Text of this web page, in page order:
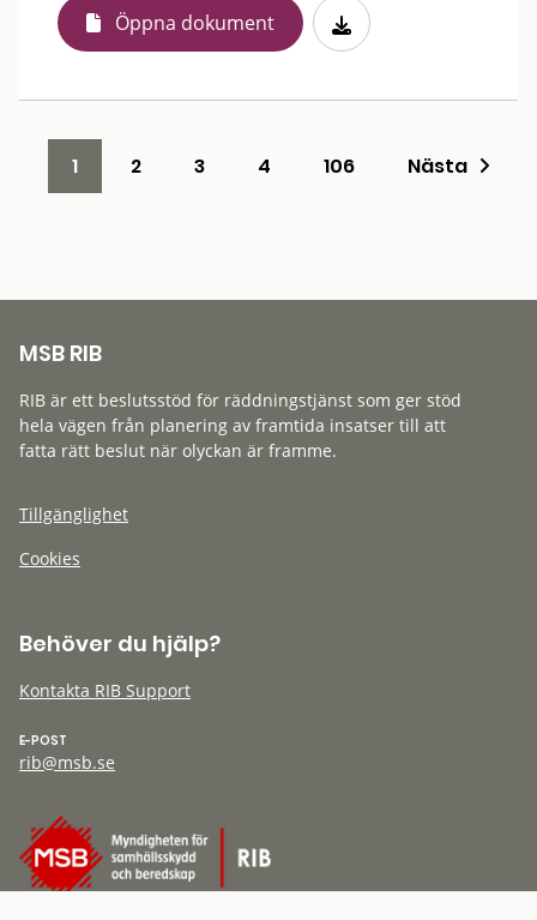
Öppna dokument
1 2 3 4 106 Nästa
MSB RIB
RIB är ett beslutsstöd för räddningstjänst som ger stöd
hela vägen från planering av framtida insatser till att
fatta rätt beslut när olyckan är framme.
Tillgänglighet
Cookies
Behöver du hjälp?
Kontakta RIB Support
E-POST
rib@msb.se